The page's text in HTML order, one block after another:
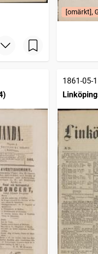
[omärkt],
1861-05-